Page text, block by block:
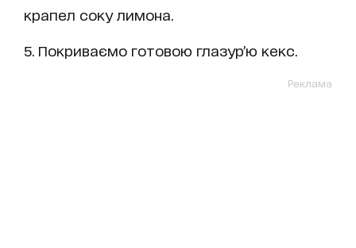
крапел соку лимона.
5. Покриваємо готовою глазур’ю кекс.
Реклама